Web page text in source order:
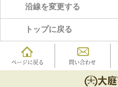
沿線を変更する
トップに戻る
ページに戻る 問い合わせ